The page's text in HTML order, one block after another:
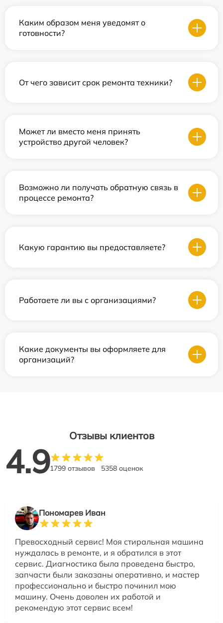
Каким образом меня уведомят о
готовности?
От чего зависит срок ремонта техники?
Может ли вместо меня принять
устройство другой человек?
Возможно ли получать обратную связь в
процессе ремонта?
Какую гарантию вы предоставляете?
Работаете ли вы с организациями?
Какие документы вы оформляете для
организаций?
Отзывы клиентов
4.91799 отзывов 5358 оценок
Пономарев Иван
Превосходный сервис! Моя стиральная машина
нуждалась в ремонте, и я обратился в этот
сервис. Диагностика была проведена быстро,
запчасти были заказаны оперативно, и мастер
профессионально и быстро починил мою
машину. Очень доволен их работой и
рекомендую этот сервис всем!